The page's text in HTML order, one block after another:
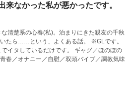
来なかった私が悪かったです。
清楚系の心春(私)。泊まりにきた親友の千秋
……という、よくある話。 ※GLです。
春／オナニー／自慰／双頭バイブ／調教気味